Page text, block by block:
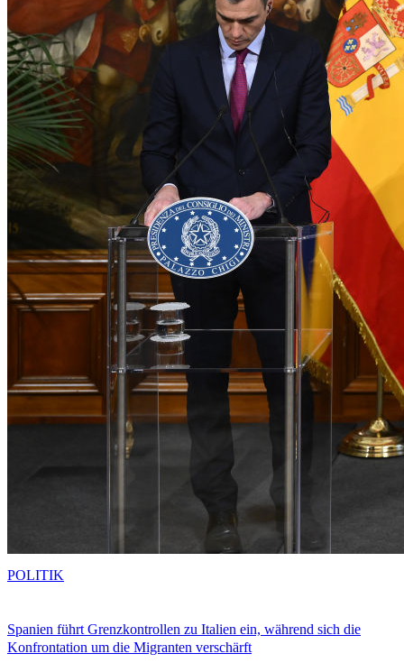
Spanien führt Grenzkontrollen zu Italien ein, während sich die
Konfrontation um die Migranten verschärft
POLITIK